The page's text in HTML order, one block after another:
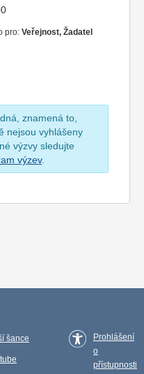
pro: Veřejnost, Žadatel
znamená to,
nejsou vyhlášeny
výzvy sledujte
výzev.
šance
Prohlášení
o
přístupnosti